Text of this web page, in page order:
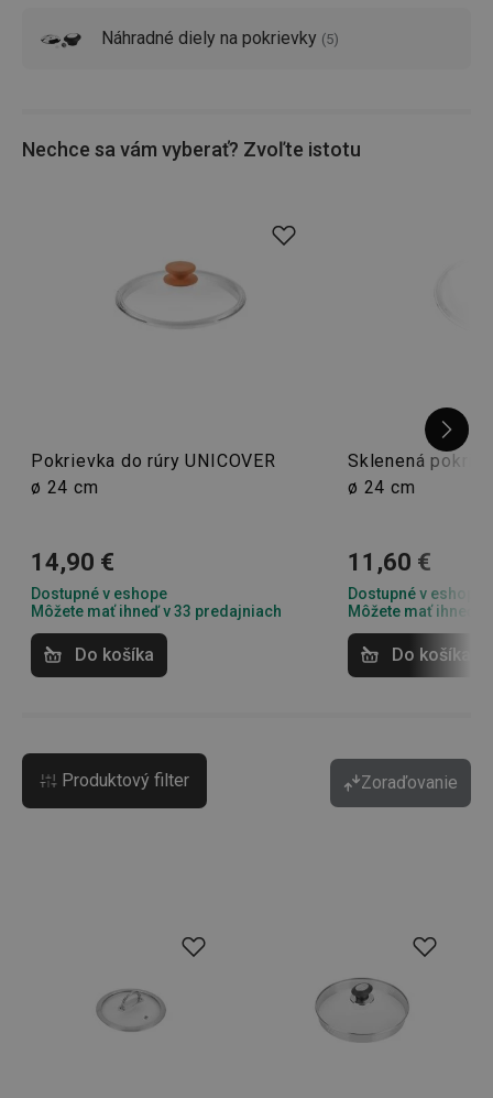
Náhradné diely na pokrievky (5)
Nechce sa vám vyberať? Zvoľte istotu
Pokrievka do rúry UNICOVER
ø 24 cm
14,90 €
Dostupné v eshope
Môžete mať ihneď v 33 predajniach
Do košíka
Sklenená
ø 24 cm
11,60 €
Dostupné v eshope
Môžete mať ihneď
Do košíka
Produktový filter Zoraďovanie